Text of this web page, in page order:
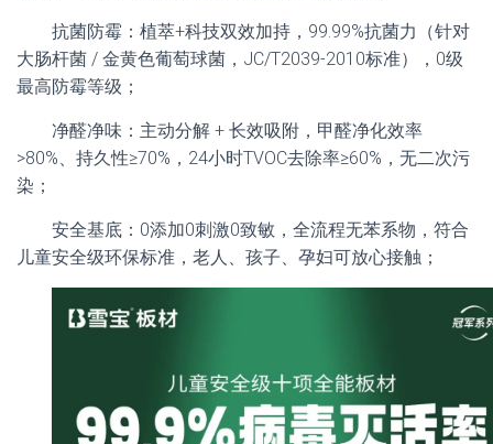
抗菌防霉：植萃+科技双效加持，99.99%抗菌力（针对
大肠杆菌 / 金黄色葡萄球菌，JC/T2039-2010标准），0级
最高防霉等级；
净醛净味：主动分解 + 长效吸附，甲醛净化效率
>80%、持久性≥70%，24小时TVOC去除率≥60%，无二次污
染；
安全基底：0添加0刺激0致敏，全流程无苯系物，符合
儿童安全级环保标准，老人、孩子、孕妇可放心接触；